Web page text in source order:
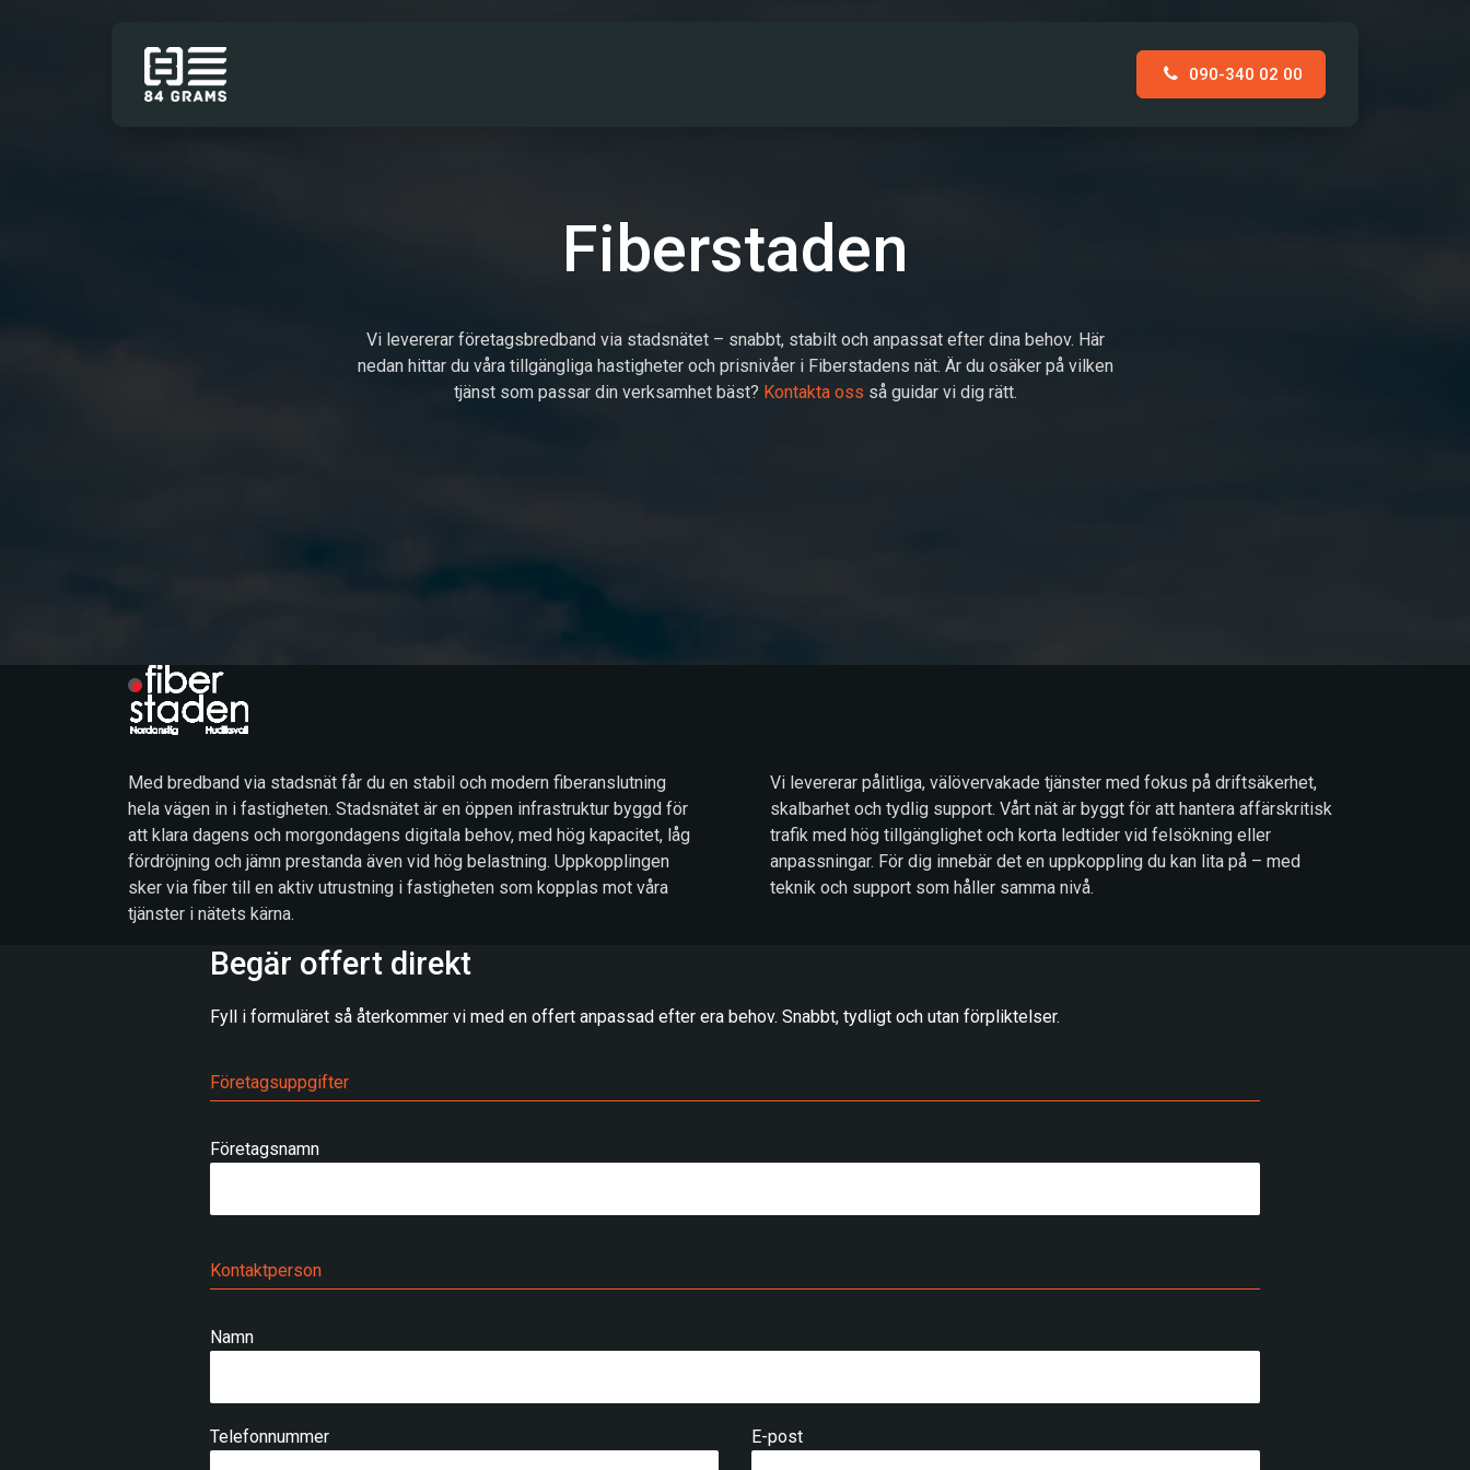
090-340 02 00
Fiberstaden
Vi levererar företagsbredband via stadsnätet – snabbt, stabilt och anpassat efter dina behov. Här
nedan hittar du våra tillgängliga hastigheter och prisnivåer i Fiberstadens nät. Är du osäker på vilken
tjänst som passar din verksamhet bäst? Kontakta oss så guidar vi dig rätt.
Med bredband via stadsnät får du en stabil och modern fiberanslutning
hela vägen in i fastigheten. Stadsnätet är en öppen infrastruktur byggd för
att klara dagens och morgondagens digitala behov, med hög kapacitet, låg
fördröjning och jämn prestanda även vid hög belastning. Uppkopplingen
sker via fiber till en aktiv utrustning i fastigheten som kopplas mot våra
tjänster i nätets kärna.
Vi levererar pålitliga, välövervakade tjänster med fokus på driftsäkerhet,
skalbarhet och tydlig support. Vårt nät är byggt för att hantera affärskritisk
trafik med hög tillgänglighet och korta ledtider vid felsökning eller
anpassningar. För dig innebär det en uppkoppling du kan lita på – med
teknik och support som håller samma nivå.
Begär offert direkt
Fyll i formuläret så återkommer vi med en offert anpassad efter era behov. Snabbt, tydligt och utan förpliktelser.
Företagsuppgifter
Företagsnamn
Kontaktperson
Namn
Telefonnummer E-post